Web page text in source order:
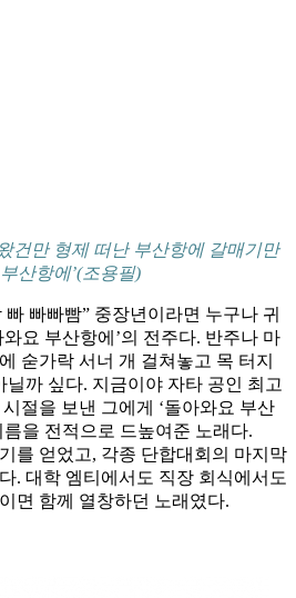
건만 형제 떠난 부산항에 갈매기만
산항에’(조용필)
빠빠빰” 중장년이라면 누구나 귀
요 부산항에’의 전주다. 반주나 마
숟가락 서너 개 걸쳐놓고 목 터지
까 싶다. 지금이야 자타 공인 최고
절을 보낸 그에게 ‘돌아와요 부산
을 전적으로 드높여준 노래다.
를 얻었고, 각종 단합대회의 마지막
. 대학 엠티에서도 직장 회식에서도
면 함께 열창하던 노래였다.